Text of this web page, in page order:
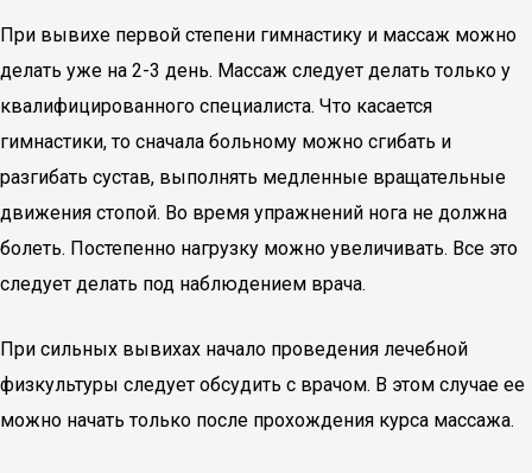
При вывихе первой степени гимнастику и массаж можно
делать уже на 2-3 день. Массаж следует делать только у
квалифицированного специалиста. Что касается
гимнастики, то сначала больному можно сгибать и
разгибать сустав, выполнять медленные вращательные
движения стопой. Во время упражнений нога не должна
болеть. Постепенно нагрузку можно увеличивать. Все это
следует делать под наблюдением врача.
При сильных вывихах начало проведения лечебной
физкультуры следует обсудить с врачом. В этом случае ее
можно начать только после прохождения курса массажа.